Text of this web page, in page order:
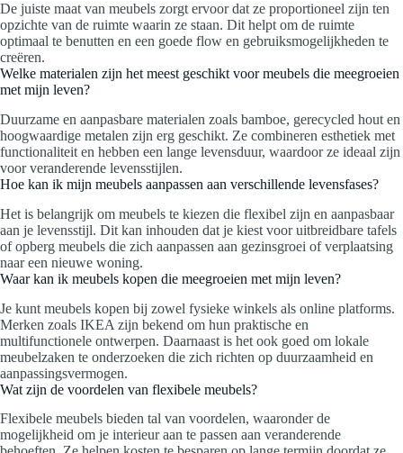
De juiste maat van meubels zorgt ervoor dat ze proportioneel zijn ten
opzichte van de ruimte waarin ze staan. Dit helpt om de ruimte
optimaal te benutten en een goede flow en gebruiksmogelijkheden te
creëren.
Welke materialen zijn het meest geschikt voor meubels die meegroeien
met mijn leven?
Duurzame en aanpasbare materialen zoals bamboe, gerecycled hout en
hoogwaardige metalen zijn erg geschikt. Ze combineren esthetiek met
functionaliteit en hebben een lange levensduur, waardoor ze ideaal zijn
voor veranderende levensstijlen.
Hoe kan ik mijn meubels aanpassen aan verschillende levensfases?
Het is belangrijk om meubels te kiezen die flexibel zijn en aanpasbaar
aan je levensstijl. Dit kan inhouden dat je kiest voor uitbreidbare tafels
of opberg meubels die zich aanpassen aan gezinsgroei of verplaatsing
naar een nieuwe woning.
Waar kan ik meubels kopen die meegroeien met mijn leven?
Je kunt meubels kopen bij zowel fysieke winkels als online platforms.
Merken zoals IKEA zijn bekend om hun praktische en
multifunctionele ontwerpen. Daarnaast is het ook goed om lokale
meubelzaken te onderzoeken die zich richten op duurzaamheid en
aanpassingsvermogen.
Wat zijn de voordelen van flexibele meubels?
Flexibele meubels bieden tal van voordelen, waaronder de
mogelijkheid om je interieur aan te passen aan veranderende